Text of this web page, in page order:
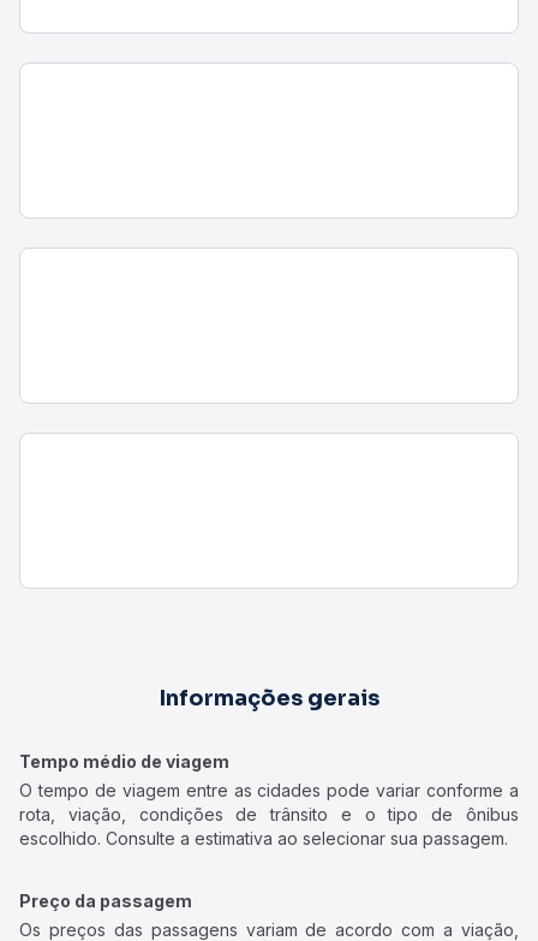
Informações gerais
Tempo médio de viagem
O tempo de viagem entre as cidades pode variar conforme a
rota, viação, condições de trânsito e o tipo de ônibus
escolhido. Consulte a estimativa ao selecionar sua passagem.
Preço da passagem
Os preços das passagens variam de acordo com a viação,